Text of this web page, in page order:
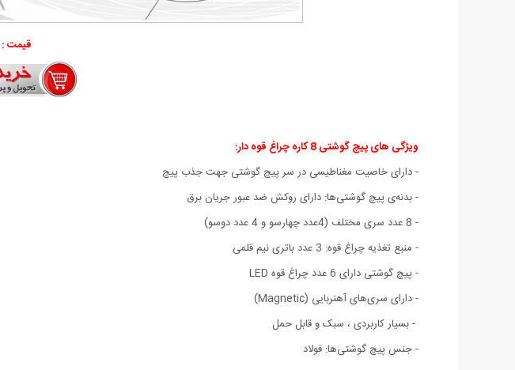
قیمت :
ویژگی های پیچ گوشتی 8 کاره چراغ قوه دار:
- دارای خاصیت مغناطیسی در سر پیچ گوشتی جهت جذب پیچ
- بدنه‌ی پیچ گوشتی‌ها: دارای روکش ضد عبور جریان برق
- 8 عدد سری مختلف (4عدد چهارسو و 4 عدد دوسو)
- منبع تغذیه چراغ قوه: 3 عدد باتری نیم قلمی
- پیچ گوشتی دارای 6 عدد چراغ قوه LED
- دارای سری‌های آهنربایی (Magnetic)
- بسیار کاربردی ، سبک و قابل حمل
- جنس پیچ گوشتی‌ها: فولاد